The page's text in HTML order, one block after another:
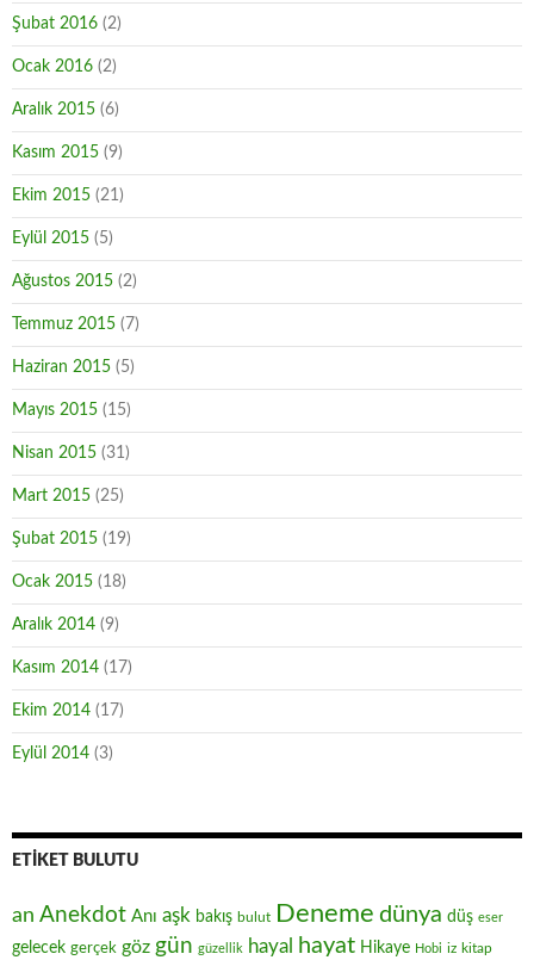
Şubat 2016 (2)
Ocak 2016 (2)
Aralık 2015 (6)
Kasım 2015 (9)
Ekim 2015 (21)
Eylül 2015 (5)
Ağustos 2015 (2)
Temmuz 2015 (7)
Haziran 2015 (5)
Mayıs 2015 (15)
Nisan 2015 (31)
Mart 2015 (25)
Şubat 2015 (19)
Ocak 2015 (18)
Aralık 2014 (9)
Kasım 2014 (17)
Ekim 2014 (17)
Eylül 2014 (3)
ETIKET BULUTU
an Anekdot Anı aşk bakış bulut Deneme dünya düş eser
gelecek gerçek göz gün güzellik hayal hayat Hikaye Hobi iz kitap